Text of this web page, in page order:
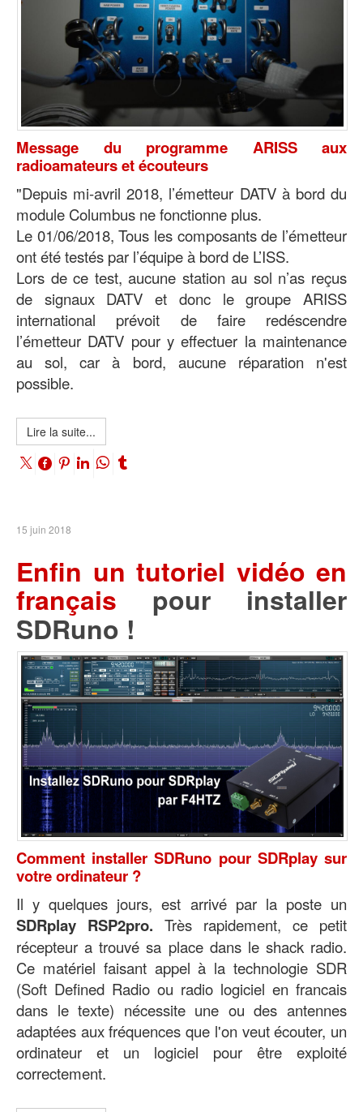
Message du programme ARISS aux
radioamateurs et écouteurs
"Depuis mi-avril 2018, l’émetteur DATV à bord du
module Columbus ne fonctionne plus.
Le 01/06/2018, Tous les composants de l’émetteur
ont été testés par l’équipe à bord de L’ISS.
Lors de ce test, aucune station au sol n’as reçus
de signaux DATV et donc le groupe ARISS
international prévoit de faire redéscendre
l’émetteur DATV pour y effectuer la maintenance
au sol, car à bord, aucune réparation n'est
possible.
Lire la suite...
15 juin 2018
Enfin un tutoriel vidéo en
français pour installer
SDRuno !
Comment installer SDRuno pour SDRplay sur
votre ordinateur ?
Il y quelques jours, est arrivé par la poste un
SDRplay RSP2pro. Très rapidement, ce petit
récepteur a trouvé sa place dans le shack radio.
Ce matériel faisant appel à la technologie SDR
(Soft Defined Radio ou radio logiciel en francais
dans le texte) nécessite une ou des antennes
adaptées aux fréquences que l'on veut écouter, un
ordinateur et un logiciel pour être exploité
correctement.